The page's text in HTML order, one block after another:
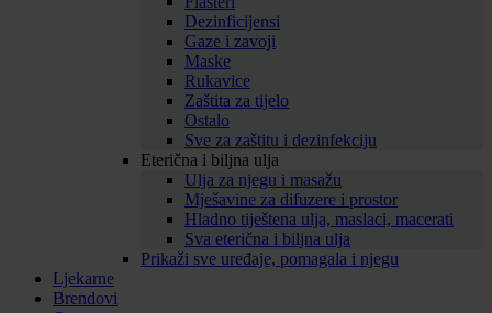
Dezinficijensi
Gaze i zavoji
Maske
Rukavice
Zaštita za tijelo
Ostalo
Sve za zaštitu i dezinfekciju
Eterična i biljna ulja
Ulja za njegu i masažu
Mješavine za difuzere i prostor
Hladno tiještena ulja, maslaci, macerati
Sva eterična i biljna ulja
Prikaži sve uređaje, pomagala i njegu
Ljekarne
Brendovi